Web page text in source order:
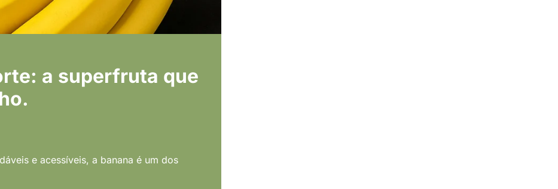
a superfruta que
e acessíveis, a banana é um dos